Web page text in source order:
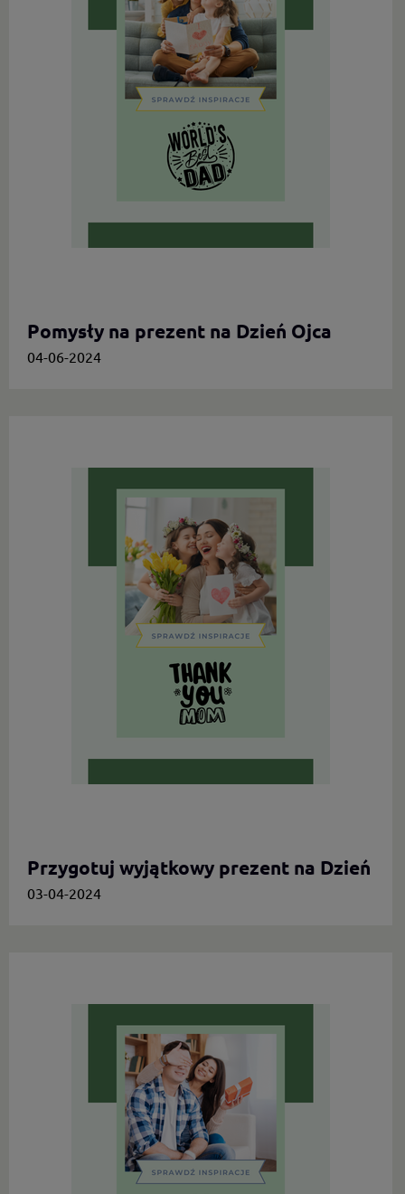
Pomysły na prezent na Dzień Ojca
04-06-2024
Przygotuj wyjątkowy prezent na Dzień
Mamy.
03-04-2024